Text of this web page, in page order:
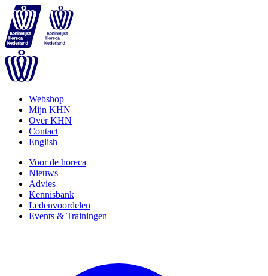
Webshop
Mijn KHN
Over KHN
Contact
English
Voor de horeca
Nieuws
Advies
Kennisbank
Ledenvoordelen
Events & Trainingen